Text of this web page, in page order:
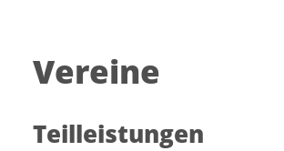
Vereine
Teilleistungen